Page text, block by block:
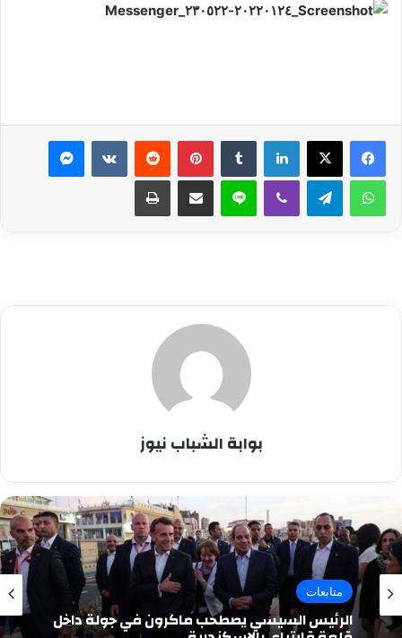
لينكدإن بينتيريست ماسنجر
واتساب تيلقرام ڤايبر لاين مشاركة عبر البريد طباعة
بوابة الشباب نيوز
متابعات
الرئيس السيسي يصطحب ماكرون في جولة داخل